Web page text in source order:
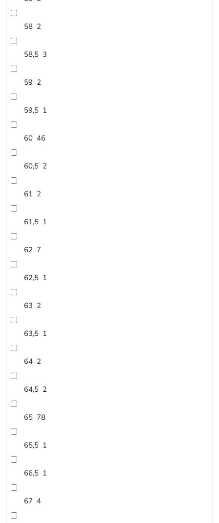
58 2
58,5 3
59 2
59,5 1
60 46
60,5 2
61 2
61,5 1
62 7
62,5 1
63 2
63,5 1
64 2
64,5 2
65 78
65,5 1
66,5 1
67 4